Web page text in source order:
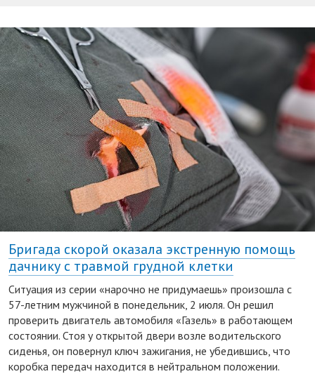
Бригада скорой оказала экстренную помощь
дачнику с травмой грудной клетки
Ситуация из серии «нарочно не придумаешь» произошла с
57-летним мужчиной в понедельник, 2 июля. Он решил
проверить двигатель автомобиля «Газель» в работающем
состоянии. Стоя у открытой двери возле водительского
сиденья, он повернул ключ зажигания, не убедившись, что
коробка передач находится в нейтральном положении.